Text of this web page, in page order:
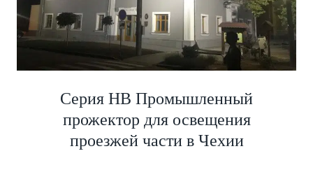
Серия HB Промышленный
прожектор для освещения
проезжей части в Чехии